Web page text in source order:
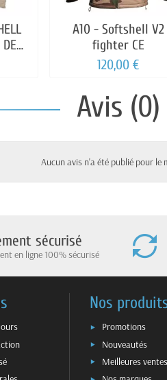
DE
A10 - Softshell V2
fighter CE
120,00 €
Avis (0)
Aucun avis n'a été publié pour le
sécurisé
en ligne 100% sécurisé
Nos
Promotions
Nouveautés
Meilleures ventes